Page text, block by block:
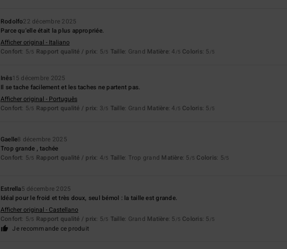
Rodolfo22 décembre 2025
Parce qu'elle était la plus appropriée.
Afficher original - Italiano
Confort: 5/5 Rapport qualité / prix: 5/5 Taille: Grand Matière: 4 /5 Coloris: 5 /5
Inês15 décembre 2025
Il se tache facilement et les taches ne partent pas.
Afficher original - Português
Confort: 5/5 Rapport qualité / prix: 3/5 Taille: Grand Matière: 4 /5 Coloris: 5 /5
Gaelle8 décembre 2025
Trop grande , tachée
Confort: 5/5 Rapport qualité / prix: 4/5 Taille: Trop grand Matière: 5 /5 Coloris: 5/5
Estrella5 décembre 2025
Idéal pour le froid et très doux, seul bémol : la taille est grande.
Afficher original - Castellano
Confort: 5/5 Rapport qualité / prix: 5/5 Taille: Grand Matière: 5 /5 Coloris: 5 /5
Je recommande ce produit